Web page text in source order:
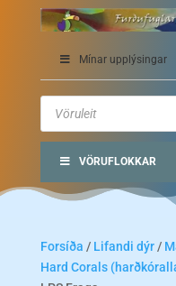
Mínar upplýsingar
Products
search
VÖRUFLOKKAR
Forsíða / Lifandi dýr/
Hard Corals